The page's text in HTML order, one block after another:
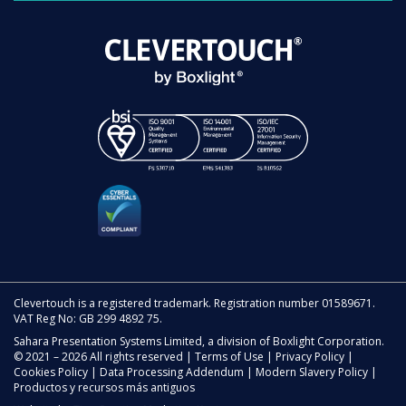
Clevertouch is a registered trademark. Registration number 01589671.
VAT Reg No: GB 299 4892 75.
Sahara Presentation Systems Limited, a division of Boxlight Corporation.
© 2021 – 2026 All rights reserved | Terms of Use | Privacy Policy |
Cookies Policy | Data Processing Addendum | Modern Slavery Policy |
Productos y recursos más antiguos